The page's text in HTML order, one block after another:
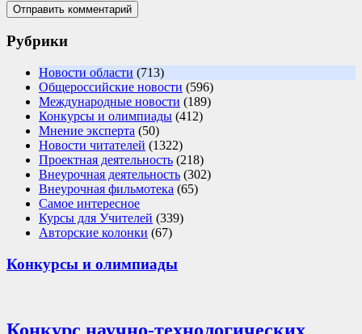
Рубрики
Новости области (713)
Общероссийские новости (596)
Международные новости (189)
Конкурсы и олимпиады (412)
Мнение эксперта (50)
Новости читателей (1322)
Проектная деятельность (218)
Внеурочная деятельность (302)
Внеурочная фильмотека (65)
Самое интересное
Курсы для Учителей (339)
Авторские колонки (67)
Конкурсы и олимпиады
Конкурс научно-технологических